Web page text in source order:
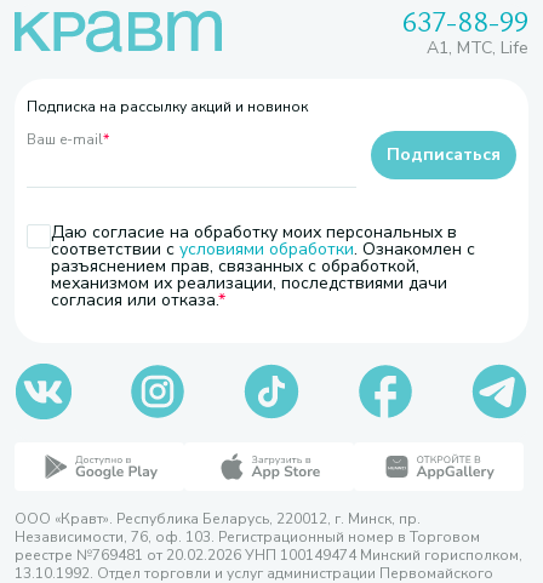
637-88-99
A1, МТС, Life
Подписка на рассылку акций и новинок
Ваш e-mail*
Даю согласие на обработку моих персональных в
соответствии с условиями обработки. Ознакомлен с
разъяснением прав, связанных с обработкой,
механизмом их реализации, последствиями дачи
согласия или отказа.
Подписаться
ООО «Кравт». Республика Беларусь, 220012, г. Минск, пр.
Независимости, 76, оф. 103. Регистрационный номер в Торговом
реестре №769481 от 20.02.2026 УНП 100149474 Минский горисполком,
13.10.1992. Отдел торговли и услуг администрации Первомайского